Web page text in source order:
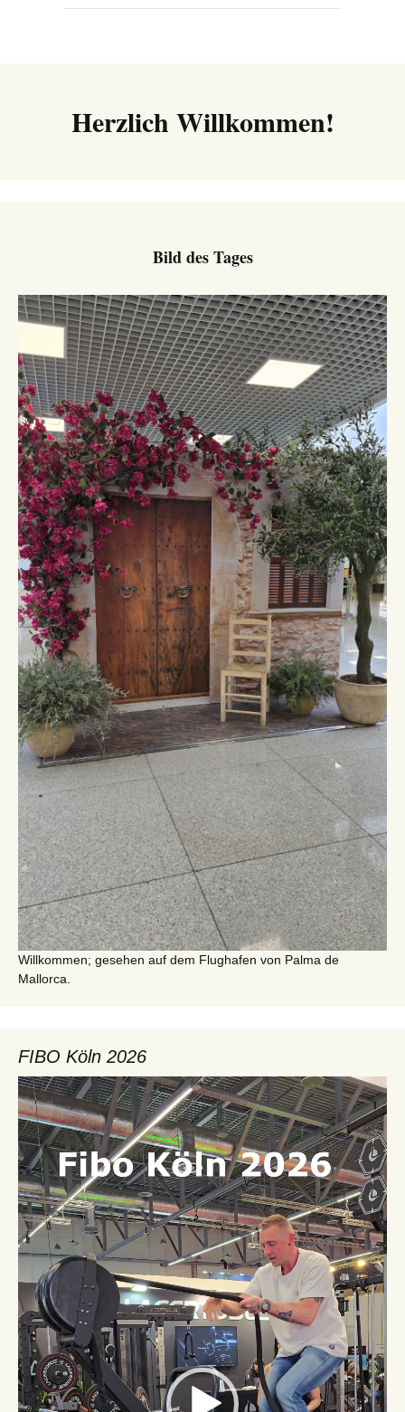
Herzlich Willkommen!
Bild des Tages
Willkommen; gesehen auf dem Flughafen von Palma de
Mallorca.
FIBO Köln 2026
Video-
Player